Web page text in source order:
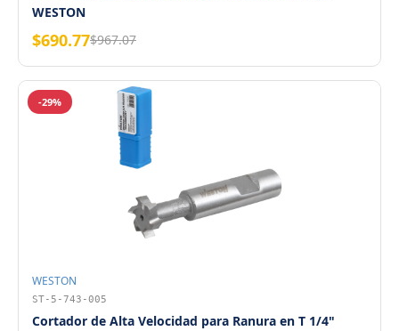
WESTON
$690.77$967.07
-29%
WESTON
ST-5-743-005
Cortador de Alta Velocidad para Ranura en T 1/4"